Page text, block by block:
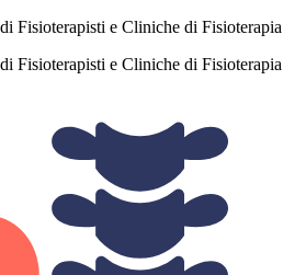
e Cliniche di Fisioterapia
e Cliniche di Fisioterapia